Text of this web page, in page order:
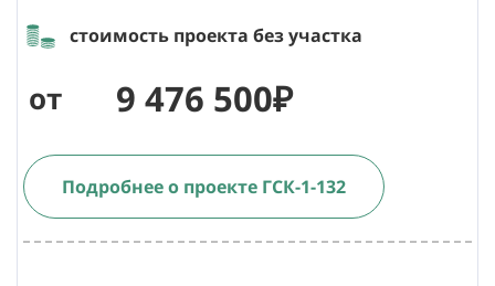
стоимость проекта без участка
от 9 476 500₽
Подробнее о проекте ГСК-1-132